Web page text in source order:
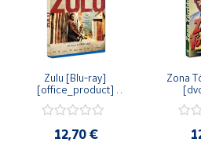
Zulu [Blu-ray]
[office_product]
12,70 €
Zona